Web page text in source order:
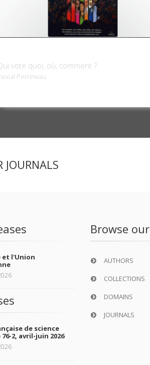
vote quoi, où, comment ?
Perrineau
JOURNALS
et l'Union
de science
2, avril-juin 2026
Browse our
AUTHORS
COLLECTIONS
DOMAINS
JOURNALS